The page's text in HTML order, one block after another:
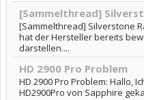
[Sammelthread]
[Sammelthread] Silverstone
hat der Hersteller bereits
darstellen....
HD 2900 Pro Problem
HD 2900 Pro Problem: Hallo,
HD2900Pro von Sapphire